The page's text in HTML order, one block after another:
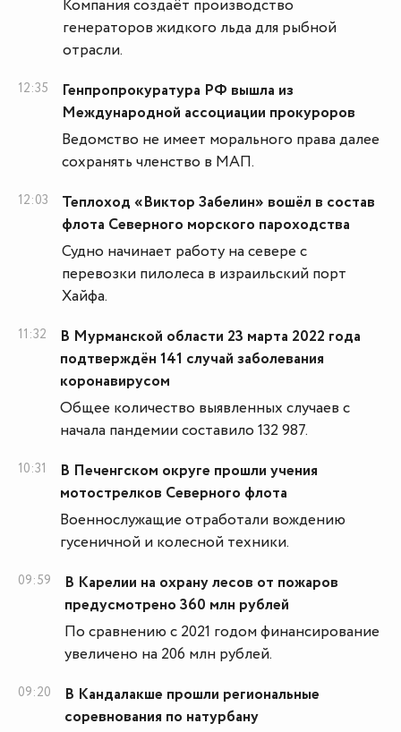
Компания создаёт производство
генераторов жидкого льда для рыбной
отрасли.
12:35
Генпропрокуратура РФ вышла из
Международной ассоциации прокуроров
Ведомство не имеет морального права далее
сохранять членство в МАП.
12:03
Теплоход «Виктор Забелин» вошёл в состав
флота Северного морского пароходства
Судно начинает работу на севере с
перевозки пилолеса в израильский порт
Хайфа.
11:32
В Мурманской области 23 марта 2022 года
подтверждён 141 случай заболевания
коронавирусом
Общее количество выявленных случаев с
начала пандемии составило 132 987.
10:31
В Печенгском округе прошли учения
мотострелков Северного флота
Военнослужащие отработали вождению
гусеничной и колесной техники.
09:59
В Карелии на охрану лесов от пожаров
предусмотрено 360 млн рублей
По сравнению с 2021 годом финансирование
увеличено на 206 млн рублей.
09:20
В Кандалакше прошли региональные
соревнования по натурбану